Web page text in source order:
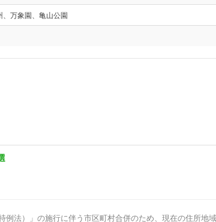
万象園、亀山公園
法）」の施行に伴う市区町村合併のため、現在の住所地